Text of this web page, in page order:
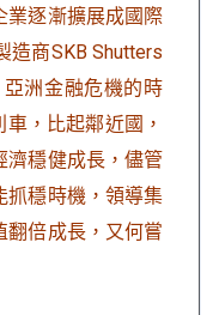
業逐漸擴展成國際
造商SKB Shutters
亞洲金融危機的時
，比起鄰近國，
濟穩健成長，儘管
抓穩時機，領導集
翻倍成長，又何嘗